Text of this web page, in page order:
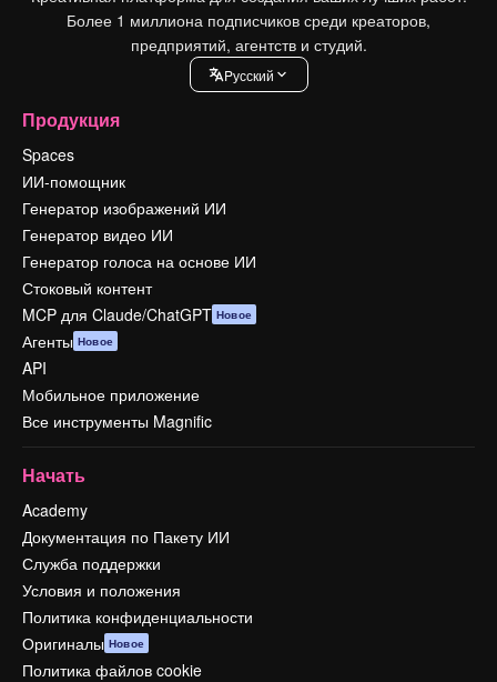
Более 1 миллиона подписчиков среди креаторов,
предприятий, агентств и студий.
Pусский
Продукция
Spaces
ИИ-помощник
Генератор изображений ИИ
Генератор видео ИИ
Генератор голоса на основе ИИ
Стоковый контент
MCP для Claude/ChatGPT Новое
Агенты Новое
API
Мобильное приложение
Все инструменты Magnific
Начать
Academy
Документация по Пакету ИИ
Служба поддержки
Условия и положения
Политика конфиденциальности
Оригиналы Новое
Политика файлов cookie